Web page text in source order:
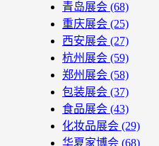
青岛展会 (68)
重庆展会 (25)
西安展会 (27)
杭州展会 (59)
郑州展会 (58)
包装展会 (37)
食品展会 (43)
化妆品展会 (29)
华夏家博会 (68)